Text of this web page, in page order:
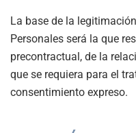
La base de la
Personales será la que
precontractual, de la
que se requiera para el
consentimiento expreso.